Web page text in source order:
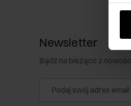
od
Newsletter
Bądź na bieżąco z